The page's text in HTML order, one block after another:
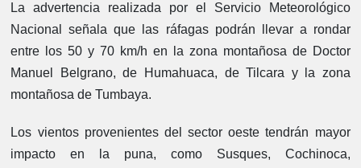
La advertencia realizada por el Servicio Meteorológico
Nacional señala que las ráfagas podrán llevar a rondar
entre los 50 y 70 km/h en la zona montañosa de Doctor
Manuel Belgrano, de Humahuaca, de Tilcara y la zona
montañosa de Tumbaya.
Los vientos provenientes del sector oeste tendrán mayor
impacto en la puna, como Susques, Cochinoca,